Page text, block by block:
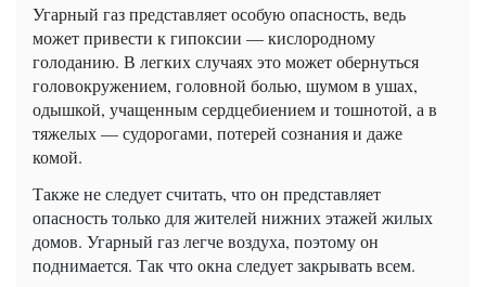
Угарный газ представляет особую опасность, ведь
может привести к гипоксии — кислородному
голоданию. В легких случаях это может обернуться
головокружением, головной болью, шумом в ушах,
одышкой, учащенным сердцебиением и тошнотой, а в
тяжелых — судорогами, потерей сознания и даже
комой.
Также не следует считать, что он представляет
опасность только для жителей нижних этажей жилых
домов. Угарный газ легче воздуха, поэтому он
поднимается. Так что окна следует закрывать всем.